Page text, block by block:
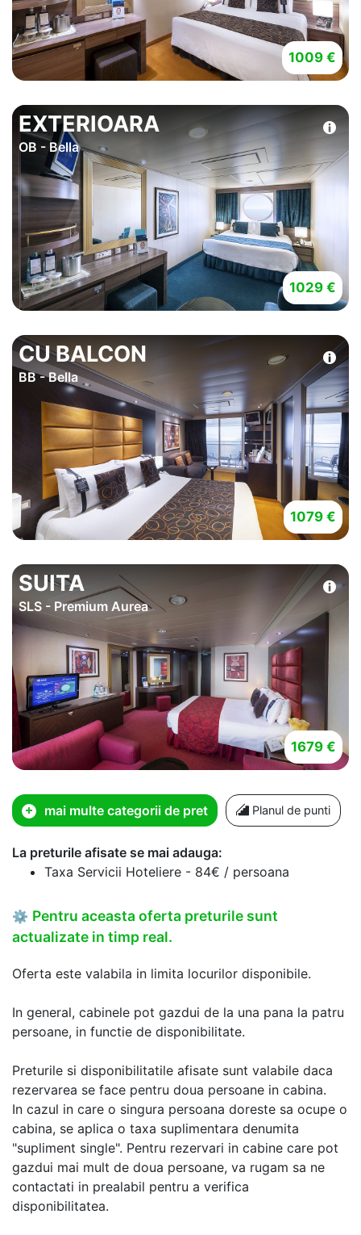
1009 €
EXTERIOARA
OB - Bella
1029 €
CU BALCON
BB - Bella
1079 €
SUITA
SLS - Premium Aurea
1679 €
mai multe categorii de pret Planul de punti
La preturile afisate se mai adauga:
Taxa Servicii Hoteliere - 84€ / persoana
⚙ Pentru aceasta oferta preturile sunt
actualizate in timp real.
Oferta este valabila in limita locurilor disponibile.
In general, cabinele pot gazdui de la una pana la patru
persoane, in functie de disponibilitate.
Preturile si disponibilitatile afisate sunt valabile daca
rezervarea se face pentru doua persoane in cabina.
In cazul in care o singura persoana doreste sa ocupe o
cabina, se aplica o taxa suplimentara denumita
"supliment single". Pentru rezervari in cabine care pot
gazdui mai mult de doua persoane, va rugam sa ne
contactati in prealabil pentru a verifica
disponibilitatea.